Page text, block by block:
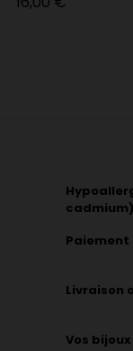
cadmium)
Livraison
Vos